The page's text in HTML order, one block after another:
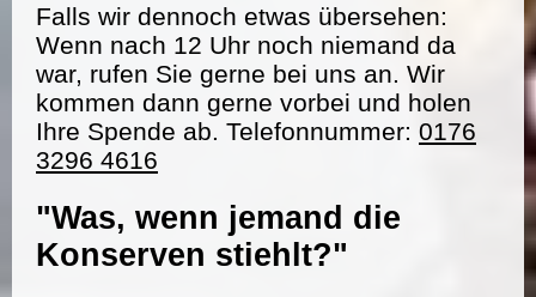
Falls wir dennoch etwas übersehen:
Wenn nach 12 Uhr noch niemand da
war, rufen Sie gerne bei uns an. Wir
kommen dann gerne vorbei und holen
Ihre Spende ab. Telefonnummer: 0176
3296 4616
"Was, wenn jemand die
Konserven stiehlt?"